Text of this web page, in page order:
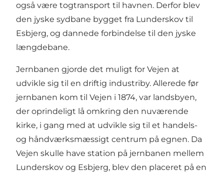
også være togtransport til havnen. Derfor blev
den jyske sydbane bygget fra Lunderskov til
Esbjerg, og dannede forbindelse til den jyske
længdebane.
Jernbanen gjorde det muligt for Vejen at
udvikle sig til en driftig industriby. Allerede før
jernbanen kom til Vejen i 1874, var landsbyen,
der oprindeligt lå omkring den nuværende
kirke, i gang med at udvikle sig til et handels-
og håndværksmæssigt centrum på egnen. Da
Vejen skulle have station på jernbanen mellem
Lunderskov og Esbjerg, blev den placeret på en